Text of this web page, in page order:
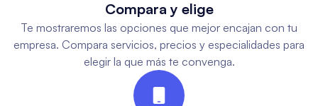
Compara y elige
Te mostraremos las opciones que mejor encajan con tu
empresa. Compara servicios, precios y especialidades para
elegir la que más te convenga.